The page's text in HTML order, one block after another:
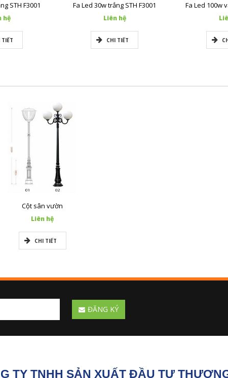
STH F3001
hệ
TIẾT
Fa Led 30w trắng STH F3001
Liên hệ
CHI TIẾT
Fa Led 100w
Cột sân vườn
Liên hệ
CHI TIẾT
ĐĂNG KÝ
TY TNHH SẢN XUẤT ĐẦU TƯ